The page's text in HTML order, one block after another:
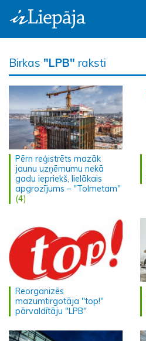
Birkas "LPB" raksti
Pērn reģistrēts mazāk
jaunu uzņēmumu nekā
gadu iepriekš, lielākais
apgrozījums – "Tolmetam"
(4)
Reorganizēs
mazumtirgotāja "top!"
pārvaldītāju "LPB"